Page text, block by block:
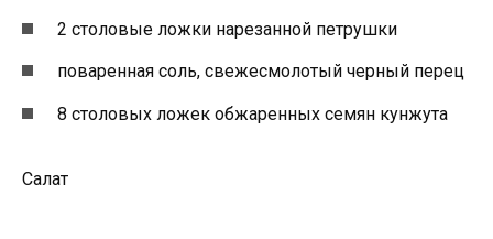
2 столовые ложки нарезанной петрушки
поваренная соль, свежесмолотый черный перец
8 столовых ложек обжаренных семян кунжута
Салат